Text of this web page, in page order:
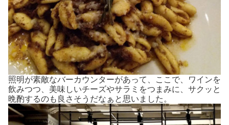
照明が素敵なバーカウンターがあって、ここで、ワインを
飲みつつ、美味しいチーズやサラミをつまみに、サクッと
晩酌するのも良さそうだなぁと思いました。